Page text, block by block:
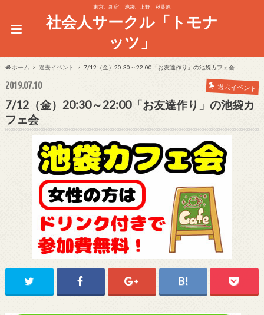
東京、新宿、池袋、上野、秋葉原
社会人サークル「トモナ
ッツ」
ホーム 過去イベント 7/12（金）20:30～22:00「お友達作り」の池袋カフェ会
2019.07.10 過去イベント
7/12（金）20:30～22:00「お友達作り」の池袋カ
フェ会